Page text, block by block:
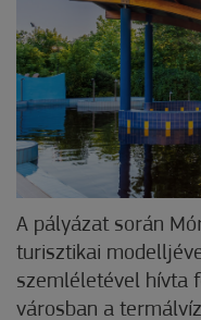
A pályázat során
turisztikai
szemléletével hívta
városban a